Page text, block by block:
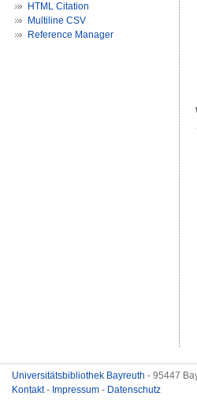
HTML Citation
Multiline CSV
Reference Manager
Universitätsbibliothek Bayreuth - 95447
Kontakt- Impressum - Datenschutz